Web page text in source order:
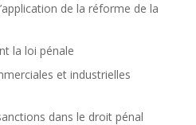
de la réforme de la
la loi pénale
et industrielles
dans le droit pénal